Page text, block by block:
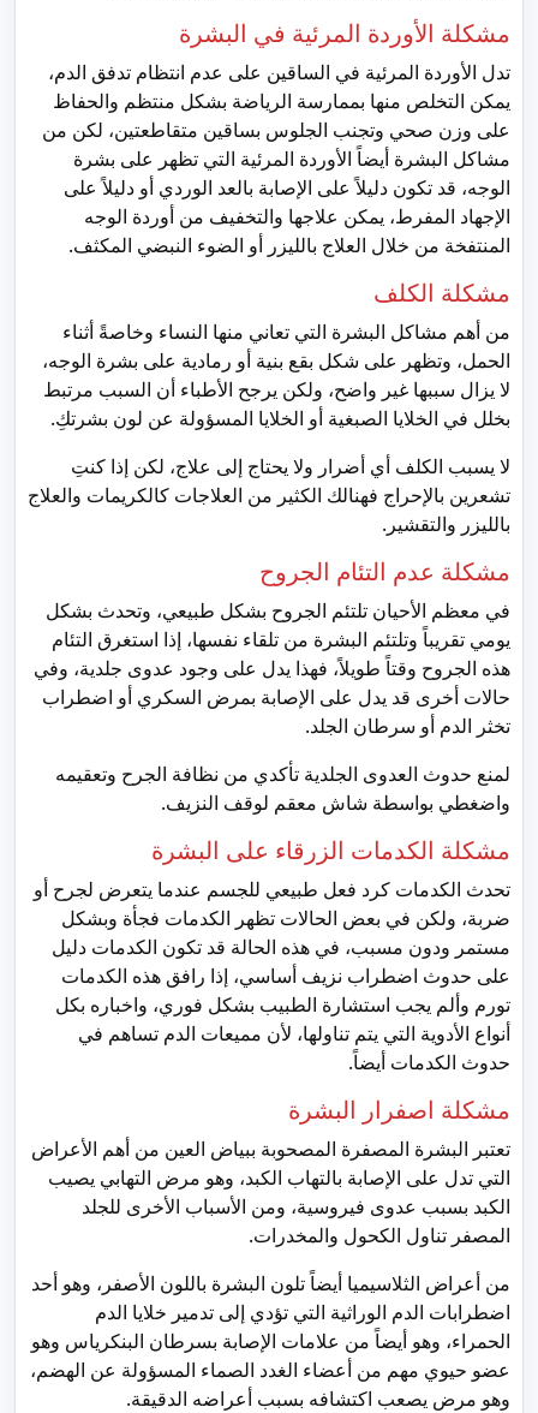
مشكلة الأوردة المرئية في البشرة
تدل الأوردة المرئية في الساقين على عدم انتظام تدفق الدم،
يمكن التخلص منها بممارسة الرياضة بشكل منتظم والحفاظ
على وزن صحي وتجنب الجلوس بساقين متقاطعتين، لكن من
مشاكل البشرة أيضاً الأوردة المرئية التي تظهر على بشرة
الوجه، قد تكون دليلاً على الإصابة بالعد الوردي أو دليلاً على
الإجهاد المفرط، يمكن علاجها والتخفيف من أوردة الوجه
المنتفخة من خلال العلاج بالليزر أو الضوء النبضي المكثف.
مشكلة الكلف
من أهم مشاكل البشرة التي تعاني منها النساء وخاصةً أثناء
الحمل، وتظهر على شكل بقع بنية أو رمادية على بشرة الوجه،
لا يزال سببها غير واضح، ولكن يرجح الأطباء أن السبب مرتبط
بخلل في الخلايا الصبغية أو الخلايا المسؤولة عن لون بشرتكِ.
لا يسبب الكلف أي أضرار ولا يحتاج إلى علاج، لكن إذا كنتِ
تشعرين بالإحراج فهنالك الكثير من العلاجات كالكريمات والعلاج
بالليزر والتقشير.
مشكلة عدم التئام الجروح
في معظم الأحيان تلتئم الجروح بشكل طبيعي، وتحدث بشكل
يومي تقريباً وتلتئم البشرة من تلقاء نفسها، إذا استغرق التئام
هذه الجروح وقتاً طويلاً، فهذا يدل على وجود عدوى جلدية، وفي
حالات أخرى قد يدل على الإصابة بمرض السكري أو اضطراب
تخثر الدم أو سرطان الجلد.
لمنع حدوث العدوى الجلدية تأكدي من نظافة الجرح وتعقيمه
واضغطي بواسطة شاش معقم لوقف النزيف.
مشكلة الكدمات الزرقاء على البشرة
تحدث الكدمات كرد فعل طبيعي للجسم عندما يتعرض لجرح أو
ضربة، ولكن في بعض الحالات تظهر الكدمات فجأة وبشكل
مستمر ودون مسبب، في هذه الحالة قد تكون الكدمات دليل
على حدوث اضطراب نزيف أساسي، إذا رافق هذه الكدمات
تورم وألم يجب استشارة الطبيب بشكل فوري، واخباره بكل
أنواع الأدوية التي يتم تناولها، لأن مميعات الدم تساهم في
حدوث الكدمات أيضاً.
مشكلة اصفرار البشرة
تعتبر البشرة المصفرة المصحوبة ببياض العين من أهم الأعراض
التي تدل على الإصابة بالتهاب الكبد، وهو مرض التهابي يصيب
الكبد بسبب عدوى فيروسية، ومن الأسباب الأخرى للجلد
المصفر تناول الكحول والمخدرات.
من أعراض الثلاسيميا أيضاً تلون البشرة باللون الأصفر، وهو أحد
اضطرابات الدم الوراثية التي تؤدي إلى تدمير خلايا الدم
الحمراء، وهو أيضاً من علامات الإصابة بسرطان البنكرياس وهو
عضو حيوي مهم من أعضاء الغدد الصماء المسؤولة عن الهضم،
وهو مرض يصعب اكتشافه بسبب أعراضه الدقيقة.